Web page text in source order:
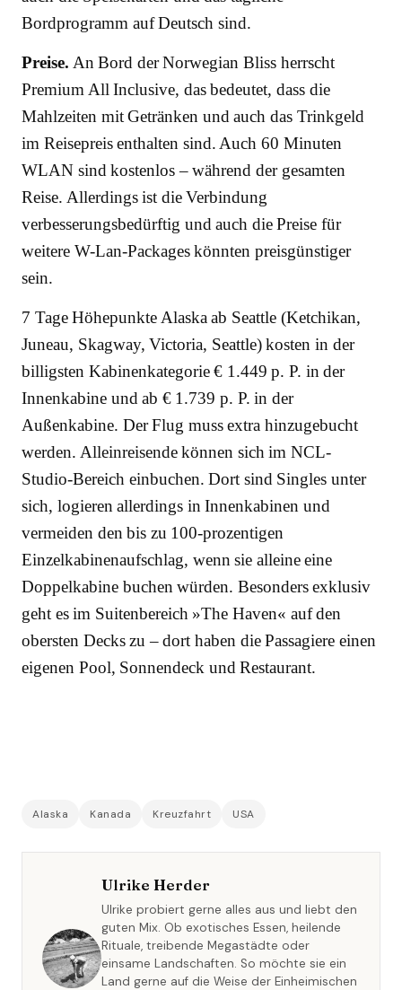
Bordprogramm auf Deutsch sind.
Preise. An Bord der Norwegian Bliss herrscht
Premium All Inclusive, das bedeutet, dass die
Mahlzeiten mit Getränken und auch das Trinkgeld
im Reisepreis enthalten sind. Auch 60 Minuten
WLAN sind kostenlos – während der gesamten
Reise. Allerdings ist die Verbindung
verbesserungsbedürftig und auch die Preise für
weitere W-Lan-Packages könnten preisgünstiger
sein.
7 Tage Höhepunkte Alaska ab Seattle (Ketchikan,
Juneau, Skagway, Victoria, Seattle) kosten in der
billigsten Kabinenkategorie € 1.449 p. P. in der
Innenkabine und ab € 1.739 p. P. in der
Außenkabine. Der Flug muss extra hinzugebucht
werden. Alleinreisende können sich im NCL-
Studio-Bereich einbuchen. Dort sind Singles unter
sich, logieren allerdings in Innenkabinen und
vermeiden den bis zu 100-prozentigen
Einzelkabinenaufschlag, wenn sie alleine eine
Doppelkabine buchen würden. Besonders exklusiv
geht es im Suitenbereich »The Haven« auf den
obersten Decks zu – dort haben die Passagiere einen
eigenen Pool, Sonnendeck und Restaurant.
Alaska Kanada Kreuzfahrt USA
Ulrike Herder
Ulrike probiert gerne alles aus und liebt den
guten Mix. Ob exotisches Essen, heilende
Rituale, treibende Megastädte oder
einsame Landschaften. So möchte sie ein
Land gerne auf die Weise der Einheimischen